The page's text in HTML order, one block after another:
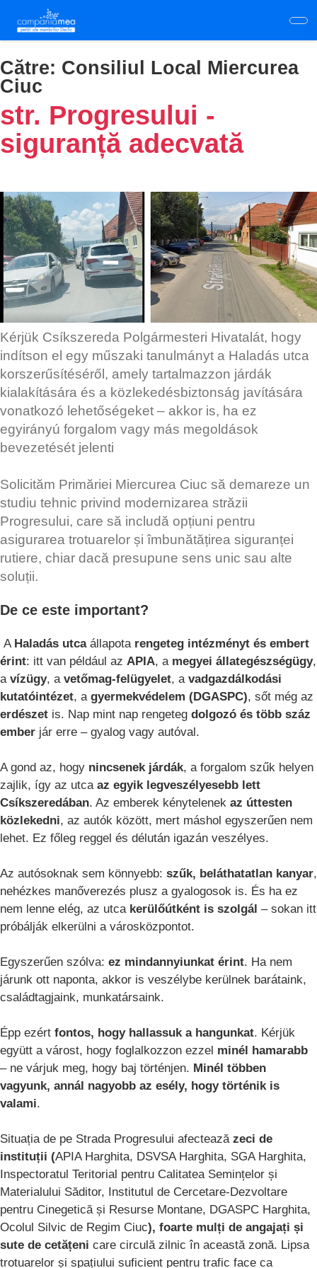
main
content
Către: Consiliul Local Miercurea
Ciuc
str. Progresului -
siguranță adecvată
Kérjük Csíkszereda Polgármesteri Hivatalát, hogy
indítson el egy műszaki tanulmányt a Haladás utca
korszerűsítéséről, amely tartalmazzon járdák
kialakítására és a közlekedésbiztonság javítására
vonatkozó lehetőségeket – akkor is, ha ez
egyirányú forgalom vagy más megoldások
bevezetését jelenti
Solicităm Primăriei Miercurea Ciuc să demareze un
studiu tehnic privind modernizarea străzii
Progresului, care să includă opțiuni pentru
asigurarea trotuarelor și îmbunătățirea siguranței
rutiere, chiar dacă presupune sens unic sau alte
soluții.
De ce este important?
A Haladás utcaállapota rengeteg intézményt és embert
érint: itt van például az APIA, a megyei állategészségügy,
a vízügy, a vetőmag-felügyelet, a vadgazdálkodási
kutatóintézet, a gyermekvédelem (DGASPC), sőt még az
erdészet is. Nap mint nap rengeteg dolgozó és több száz
ember jár erre – gyalog vagy autóval.
A gond az, hogy nincsenek járdák, a forgalom szűk helyen
zajlik, így az utca az egyik legveszélyesebb lett
Csíkszeredában. Az emberek kénytelenek az úttesten
közlekedni, az autók között, mert máshol egyszerűen nem
lehet. Ez főleg reggel és délután igazán veszélyes.
Az autósoknak sem könnyebb: szűk, beláthatatlan kanyar,
nehézkes manőverezés plusz a gyalogosok is. És ha ez
nem lenne elég, az utca kerülőútként is szolgál – sokan itt
próbálják elkerülni a városközpontot.
Egyszerűen szólva: ez mindannyiunkat érint. Ha nem
járunk ott naponta, akkor is veszélybe kerülnek barátaink,
családtagjaink, munkatársaink.
Épp ezért fontos, hogy hallassuk a hangunkat. Kérjük
együtt a várost, hogy foglalkozzon ezzel minél hamarabb
– ne várjuk meg, hogy baj történjen. Minél többen
vagyunk, annál nagyobb az esély, hogy történik is
valami.
Situația de pe Strada Progresului afectează zeci de
instituții (APIA Harghita, DSVSA Harghita, SGA Harghita,
Inspectoratul Teritorial pentru Calitatea Semințelor și
Materialului Săditor, Institutul de Cercetare-Dezvoltare
pentru Cinegetică și Resurse Montane, DGASPC Harghita,
Ocolul Silvic de Regim Ciuc), foarte mulți de angajați și
sute de cetățeni care circulă zilnic în această zonă. Lipsa
trotuarelor și spațiului suficient pentru trafic face ca